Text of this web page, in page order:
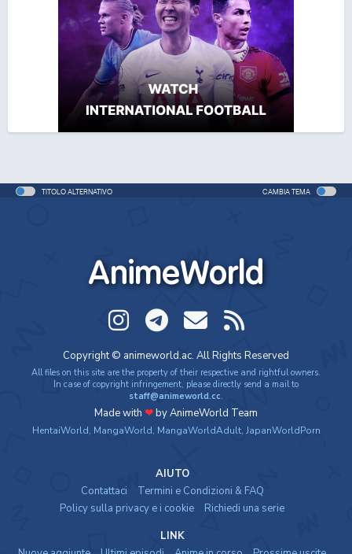
TITOLO ALTERNATIVO CAMBIA TEMA
AnimeWorld
Copyright © animeworld.ac. All Rights Reserved
All files on this site are the property of their respective and rightful owners.
In case of copyright infringement, please directly send a mail to
staff@animeworld.cc.
Made with ❤by AnimeWorld Team
HentaiWorld, MangaWorld, MangaWorldAdult, JapanWorldPorn
AIUTO
Contattaci
Termini e Condizioni & FAQ
Policy sulla privacy e i cookie
Richiedi una serie
LINK